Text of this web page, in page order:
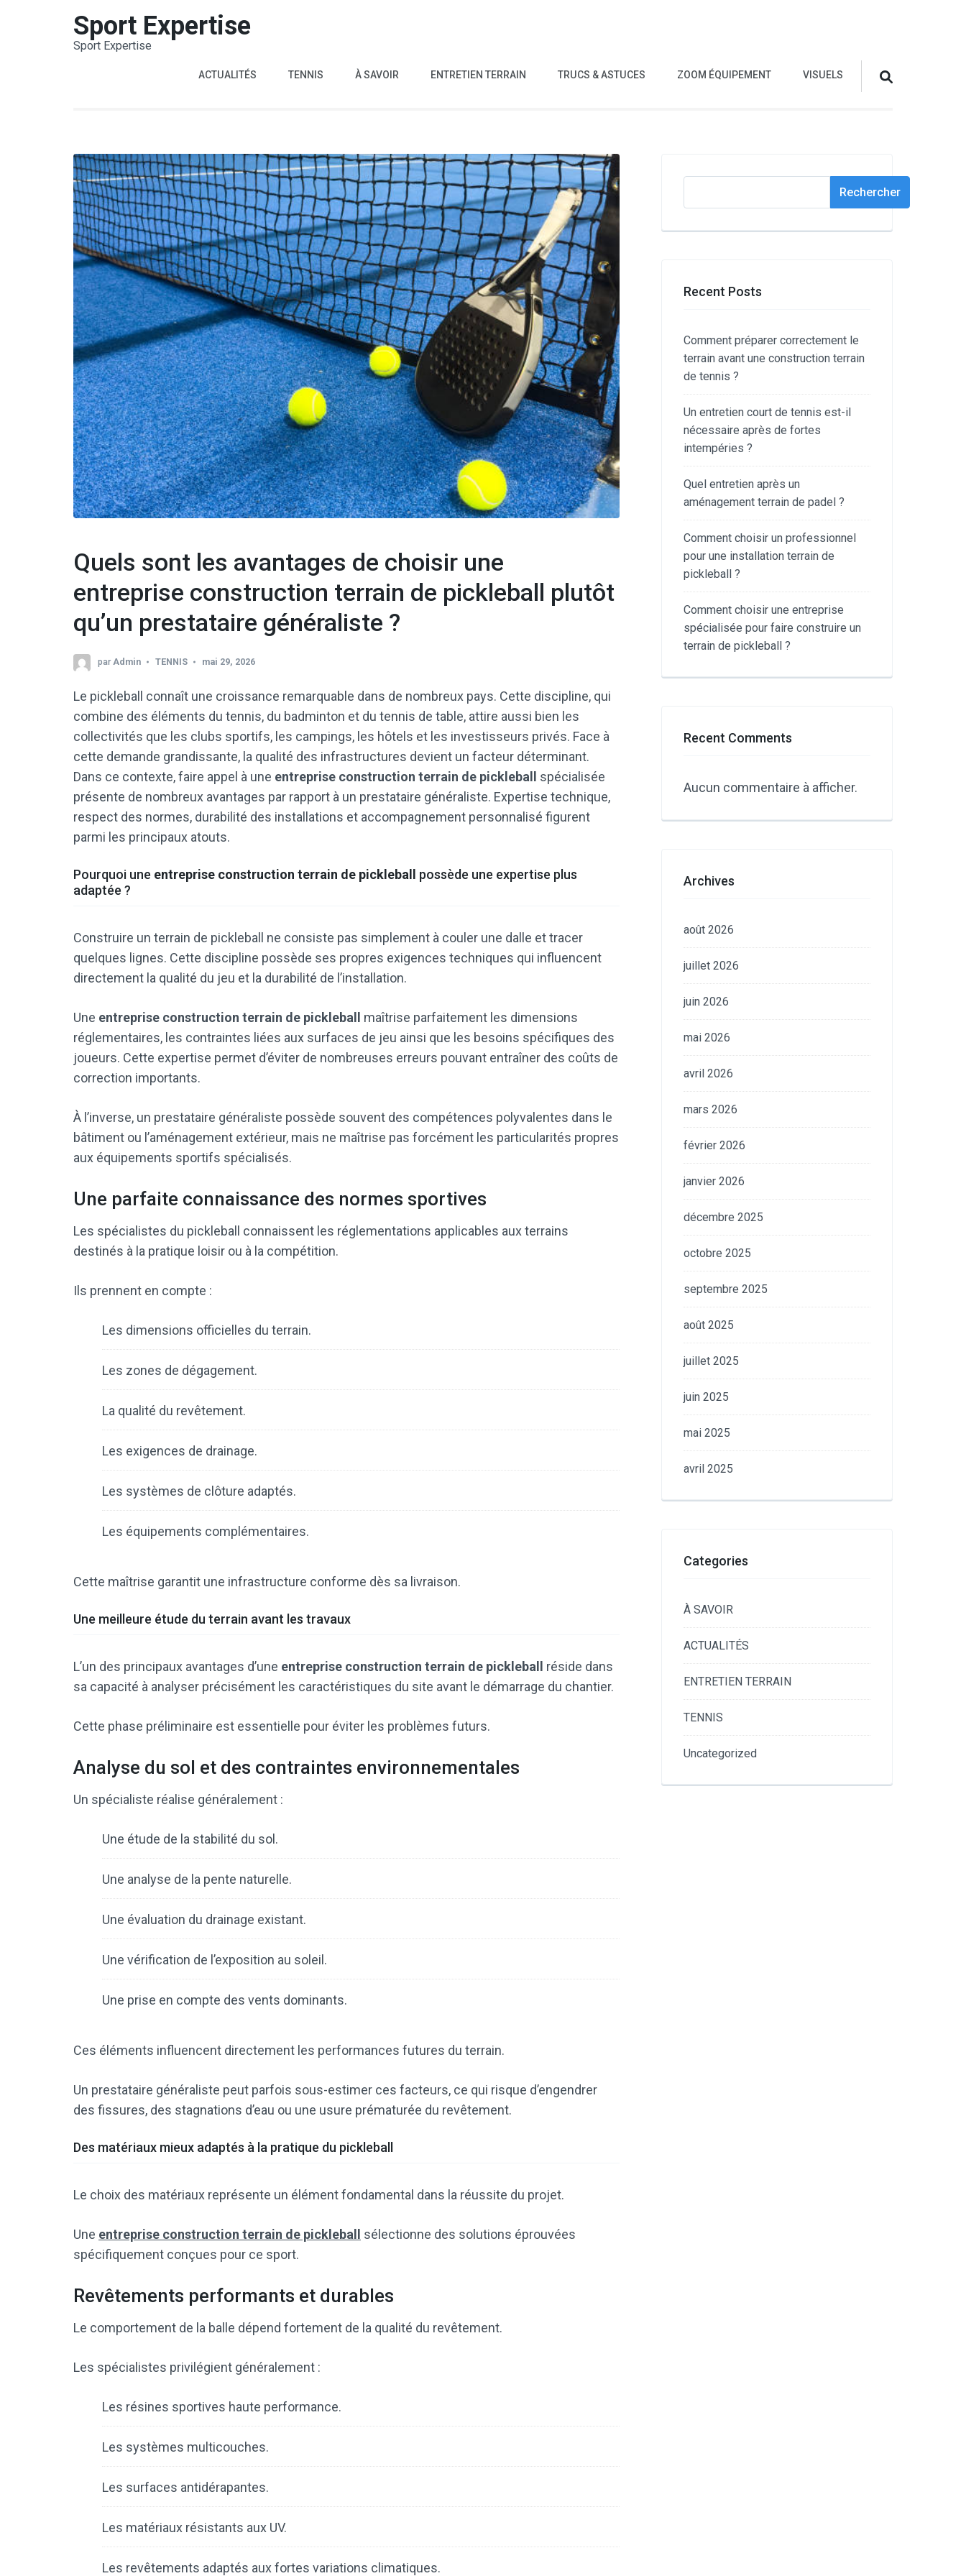
Sport Expertise
Sport Expertise
ACTUALITÉS TENNIS À SAVOIR ENTRETIEN TERRAIN TRUCS & ASTUCES ZOOM ÉQUIPEMENT VISUELS
Quels sont les avantages de choisir une
entreprise construction terrain de pickleball plutôt
qu’un prestataire généraliste ?
parAdmin TENNIS mai 29, 2026
Le pickleball connaît une croissance remarquable dans de nombreux pays. Cette discipline, qui
combine des éléments du tennis, du badminton et du tennis de table, attire aussi bien les
collectivités que les clubs sportifs, les campings, les hôtels et les investisseurs privés. Face à
cette demande grandissante, la qualité des infrastructures devient un facteur déterminant.
Dans ce contexte, faire appel à une entreprise construction terrain de pickleball
spécialisée
présente de nombreux avantages par rapport à un prestataire généraliste. Expertise technique,
respect des normes, durabilité des installations et accompagnement personnalisé figurent
parmi les principaux atouts.
Pourquoi une entreprise construction terrain de pickleball
possède une expertise plus
adaptée ?
Construire un terrain de pickleball ne consiste pas simplement à couler une dalle et tracer
quelques lignes. Cette discipline possède ses propres exigences techniques qui influencent
directement la qualité du jeu et la durabilité de l’installation.
Une entreprise construction terrain de pickleball
maîtrise parfaitement les dimensions
réglementaires, les contraintes liées aux surfaces de jeu ainsi que les besoins spécifiques des
joueurs. Cette expertise permet d’éviter de nombreuses erreurs pouvant entraîner des coûts de
correction importants.
À l’inverse, un prestataire généraliste possède souvent des compétences polyvalentes dans le
bâtiment ou l’aménagement extérieur, mais ne maîtrise pas forcément les particularités propres
aux équipements sportifs spécialisés.
Une parfaite connaissance des normes sportives
Les spécialistes du pickleball connaissent les réglementations applicables aux terrains
destinés à la pratique loisir ou à la compétition.
Ils prennent en compte :
Les dimensions officielles du terrain.
Les zones de dégagement.
La qualité du revêtement.
Les exigences de drainage.
Les systèmes de clôture adaptés.
Les équipements complémentaires.
Cette maîtrise garantit une infrastructure conforme dès sa livraison.
Une meilleure étude du terrain avant les travaux
L’un des principaux avantages d’une entreprise construction terrain de pickleball
réside dans
sa capacité à analyser précisément les caractéristiques du site avant le démarrage du chantier.
Cette phase préliminaire est essentielle pour éviter les problèmes futurs.
Analyse du sol et des contraintes environnementales
Un spécialiste réalise généralement :
Une étude de la stabilité du sol.
Une analyse de la pente naturelle.
Une évaluation du drainage existant.
Une vérification de l’exposition au soleil.
Une prise en compte des vents dominants.
Ces éléments influencent directement les performances futures du terrain.
Un prestataire généraliste peut parfois sous-estimer ces facteurs, ce qui risque d’engendrer
des fissures, des stagnations d’eau ou une usure prématurée du revêtement.
Des matériaux mieux adaptés à la pratique du pickleball
Le choix des matériaux représente un élément fondamental dans la réussite du projet.
Une entreprise construction terrain de pickleball
sélectionne des solutions éprouvées
spécifiquement conçues pour ce sport.
Revêtements performants et durables
Le comportement de la balle dépend fortement de la qualité du revêtement.
Les spécialistes privilégient généralement :
Les résines sportives haute performance.
Les systèmes multicouches.
Les surfaces antidérapantes.
Les matériaux résistants aux UV.
Les revêtements adaptés aux fortes variations climatiques.
Rechercher
Recent Posts
Comment préparer correctement le
terrain avant une construction terrain
de tennis ?
Un entretien court de tennis est-il
nécessaire après de fortes
intempéries ?
Quel entretien après un
aménagement terrain de padel ?
Comment choisir un professionnel
pour une installation terrain de
pickleball ?
Comment choisir une entreprise
spécialisée pour faire construire un
terrain de pickleball ?
Recent Comments
Aucun commentaire à afficher.
Archives
août 2026
juillet 2026
juin 2026
mai 2026
avril 2026
mars 2026
février 2026
janvier 2026
décembre 2025
octobre 2025
septembre 2025
août 2025
juillet 2025
juin 2025
mai 2025
avril 2025
Categories
À SAVOIR
ACTUALITÉS
ENTRETIEN TERRAIN
TENNIS
Uncategorized